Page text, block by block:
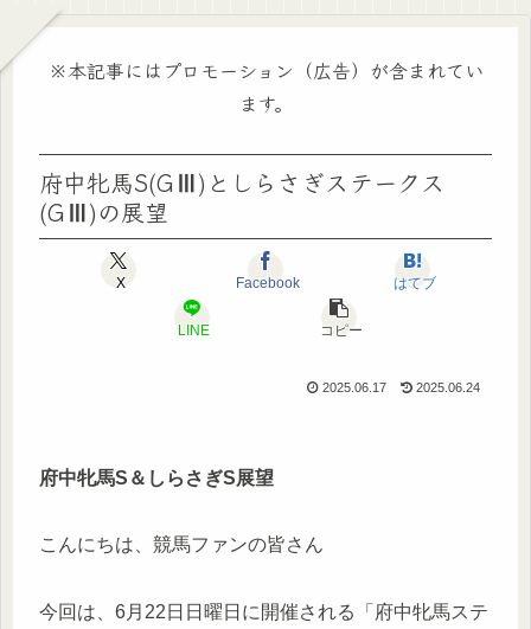
※本記事にはプロモーション（広告）が含まれてい
ます。
府中牝馬S(GⅢ)としらさぎステークス
(GⅢ)の展望
X Facebook はてブ
LINE コピー
2025.06.17 2025.06.24
府中牝馬S＆しらさぎS展望
こんにちは、競馬ファンの皆さん
今回は、6月22日日曜日に開催される「府中牝馬ステ